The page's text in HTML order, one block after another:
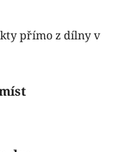
přímo z dílny v